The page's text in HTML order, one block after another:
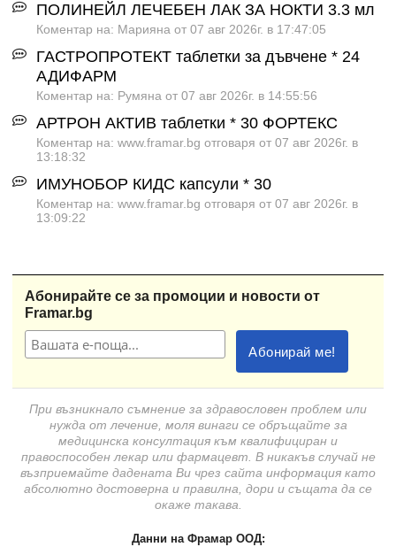
ПОЛИНЕЙЛ ЛЕЧЕБЕН ЛАК ЗА НОКТИ 3.3 мл
Коментар на: Марияна от 07 авг 2026г. в 17:47:05
ГАСТРОПРОТЕКТ таблетки за дъвчене * 24
АДИФАРМ
Коментар на: Румяна от 07 авг 2026г. в 14:55:56
АРТРОН АКТИВ таблетки * 30 ФОРТЕКС
Коментар на: www.framar.bg отговаря от 07 авг 2026г. в
13:18:32
ИМУНОБОР КИДС капсули * 30
Коментар на: www.framar.bg отговаря от 07 авг 2026г. в
13:09:22
Абонирайте се за промоции и новости от
Framar.bg
При възникнало съмнение за здравословен проблем или
нужда от лечение, моля винаги се обръщайте за
медицинска консултация към квалифициран и
правоспособен лекар или фармацевт. В никакъв случай не
възприемайте дадената Ви чрез сайта информация като
абсолютно достоверна и правилна, дори и същата да се
окаже такава.
Данни на Фрамар ООД: